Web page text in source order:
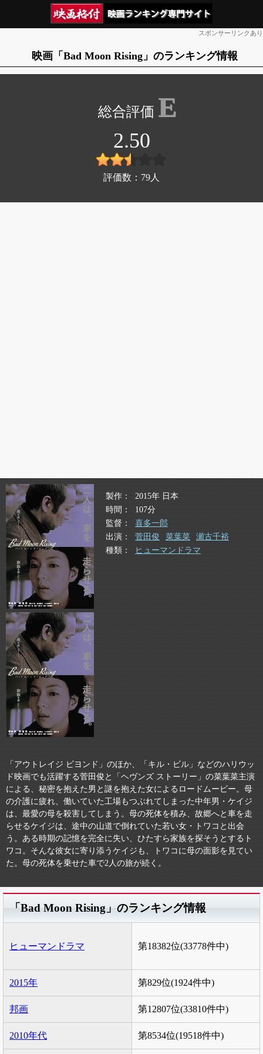
スポンサーリンクあり
映画「Bad Moon Rising」のランキング情報
E
2.50
評価数： 79 人
製作
2015年 日本
時間
107分
監督
喜多一郎
出演
菅田俊 菜葉菜
瀬古千裕
種類
ヒューマンドラマ
「アウトレイジ ビヨンド」のほか、「キル・ビル」などのハリウッ
ド映画でも活躍する菅田俊と「ヘヴンズ ストーリー」の菜葉菜主演
による、秘密を抱えた男と謎を抱えた女によるロードムービー。母
の介護に疲れ、働いていた工場もつぶれてしまった中年男・ケイジ
は、最愛の母を殺害してしまう。母の死体を積み、故郷へと車を走
らせるケイジは、途中の山道で倒れていた若い女・トワコと出会
う。ある時期の記憶を完全に失い、ひたすら家族を探そうとするト
ワコ。そんな彼女に寄り添うケイジも、トワコに母の面影を見てい
た。母の死体を乗せた車で2人の旅が続く。
「Bad Moon Rising」のランキング情報
ヒューマンドラマ 第18382位(33778件中)
2015年 第829位(1924件中)
邦画 第12807位(33810件中)
2010年代 第8534位(19518件中)